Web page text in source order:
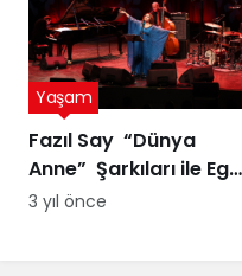
Fazıl Say “Dünya
Anne” Şarkıları ile Ege
Turnesi’nde
Yaşam
3 yıl önce